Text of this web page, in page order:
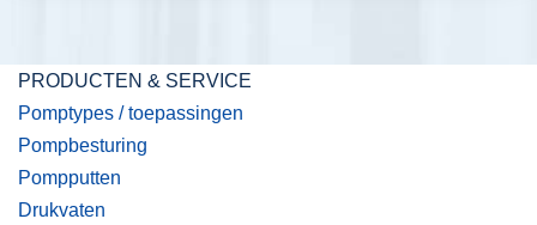
PRODUCTEN & SERVICE
Pomptypes / toepassingen
Pompbesturing
Pompputten
Drukvaten